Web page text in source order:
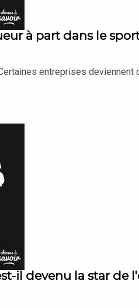
à part dans le
entreprises
il devenu la star de